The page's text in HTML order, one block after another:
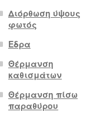
Διόρθωση ύψους
φωτός
Εδρα
Θέρμανση
καθισμάτων
Θέρμανση πίσω
παραθύρου